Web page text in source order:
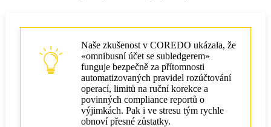
Naše zkušenost v COREDO ukázala, že
«omnibusní účet se subledgerem»
funguje bezpečně za přítomnosti
automatizovaných pravidel rozúčtování
operací, limitů na ruční korekce a
povinných compliance reportů o
výjimkách. Pak i ve stresu tým rychle
obnoví přesné zůstatky.